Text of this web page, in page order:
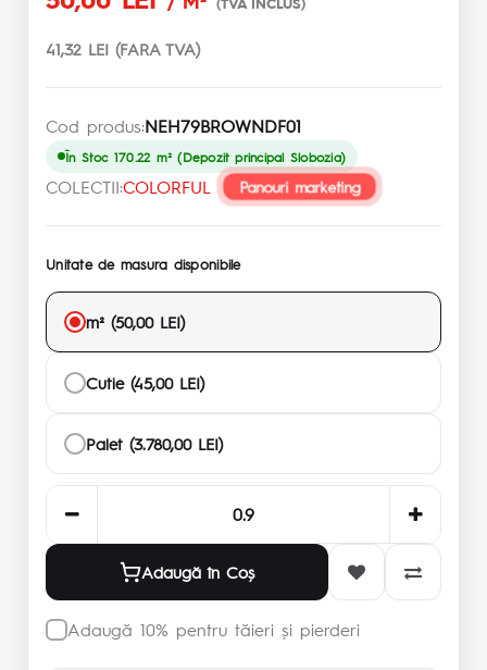
41,32 LEI (FARA TVA)
Cod produs:NEH79BROWNDF01
În Stoc 170.22 m² (Depozit principal Slobozia)
COLECTII:COLORFUL Panouri marketing
Unitate de masura disponibile
m² (50,00 LEI)
Cutie (45,00 LEI)
Palet (3.780,00 LEI)
Adaugă în Coş
Adaugă 10% pentru tăieri și pierderi